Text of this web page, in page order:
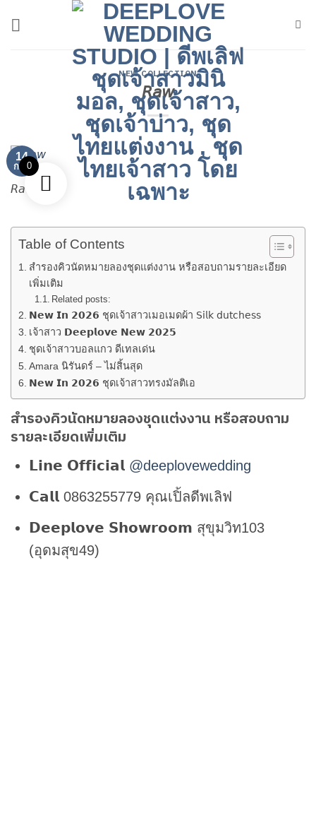
NEW COLLECTION
𝘙𝘢𝘸
14
ก.พ.
𝘙𝘢𝘸
Table of Contents
สำรองคิวนัดหมายลองชุดแต่งงาน หรือสอบถามรายละเอียด
เพิ่มเติม
Related posts:
𝗡𝗲𝘄 𝗜𝗻 𝟮𝟬𝟮𝟲 ชุดเจ้าสาวเมอเมดผ้า 𝖲𝗂𝗅𝗄 𝖽𝗎𝗍𝖼𝗁𝖾𝗌𝗌
เจ้าสาว 𝗗𝗲𝗲𝗽𝗹𝗼𝘃𝗲 𝗡𝗲𝘄 𝟮𝟬𝟮𝟱
ชุดเจ้าสาวบอลแกว ดีเทลเด่น
Amara นิรันดร์ – ไม่สิ้นสุด
𝗡𝗲𝘄 𝗜𝗻 𝟮𝟬𝟮𝟲 ชุดเจ้าสาวทรงมัลติเอ
สำรองคิวนัดหมายลองชุดแต่งงาน หรือสอบถาม
รายละเอียดเพิ่มเติม
𝗟𝗶𝗻𝗲 𝗢𝗳𝗳𝗶𝗰𝗶𝗮𝗹 @deeplovewedding
𝗖𝗮𝗹𝗹 0863255779 คุณเปิ้ลดีพเลิฟ
𝗗𝗲𝗲𝗽𝗹𝗼𝘃𝗲 𝗦𝗵𝗼𝘄𝗿𝗼𝗼𝗺 สุขุมวิท103
(อุดมสุข49)
0